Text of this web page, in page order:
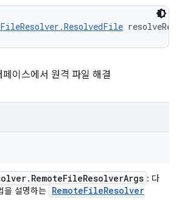
이스에서 원격 파일 해결
. RemoteFileResolverArgs : 다
을 설명하는 RemoteFileResolver